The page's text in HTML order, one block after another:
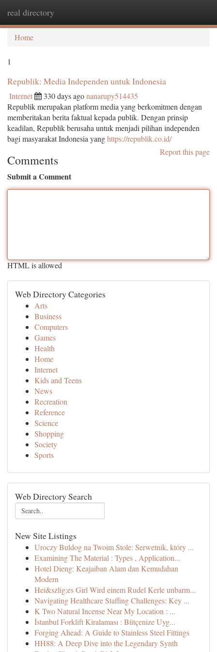
real directory
Home
1
Republik: Media Independen untuk Indonesia
Internet 330 days agonanarupy514435
Republik merupakan platform media yang berkomitmen dengan
memberitakan berita faktual kepada publik. Dengan prinsip
keadilan, Republik berusaha untuk menjadi pilihan independen
bagi masyarakat Indonesia yanghttps://republik.co.id/
Report this page
Comments
Submit a Comment
HTML is allowed
Web Directory Categories
Arts
Business
Computers
Games
Health
Home
Internet
Kids and Teens
News
Recreation
Reference
Science
Shopping
Society
Sports
Web Directory Search
New Site Listings
Uroczy Buldog na Twoim Stole: Serwetnik, który ...
Examining The Material : Types , Application...
Hotel Dieng: Keajaiban Alam dan Kemudahan
Modern
Hei&szlig;es Girl Wird einem Rudel Kerle unbarm...
Navigating Healthcare Staffing Challenges: Key ...
K Two Natural Incense Near My Location : ...
İstanbul Forklift Kiralaması : Bütçenize Uyg...
Forging Ahead: A Guide to Stainless Steel Fittings
HH88: A Deep Dive into the Legendary Synth